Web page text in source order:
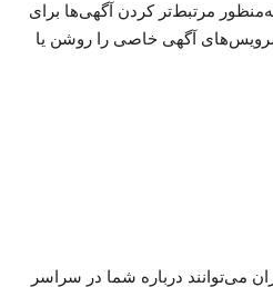
مرتبط‌تر کردن آگهی‌ها برای
آگهی خاصی را روشن یا
می‌توانند درباره شما در سراسر